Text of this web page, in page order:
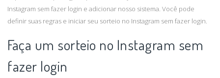
Instagram sem fazer login e adicionar nosso sistema. Você pode
definir suas regras e iniciar seu sorteio no Instagram sem fazer login.
Faça um sorteio no Instagram sem
fazer login